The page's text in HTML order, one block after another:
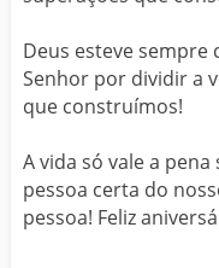
Deus esteve sempre
Senhor por dividir a
que construímos!
A vida só vale a
pessoa certa do
pessoa! Feliz